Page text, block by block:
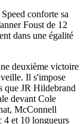
conforte sa
Foust de 12
dans une égalité
deuxième victoire
Il s'impose
que JR Hildebrand
devant Cole
McConnell
4 et 10 longueurs